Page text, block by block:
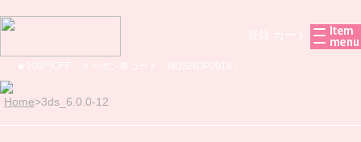
Home>3ds_6.0.0-12